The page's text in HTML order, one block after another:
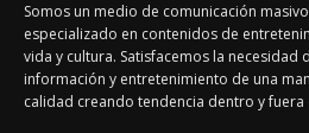
Somos un medio de comunicación
especializado en contenidos de
vida y cultura. Satisfacemos la necesidad
información y entretenimiento de una
calidad creando tendencia dentro y fuera